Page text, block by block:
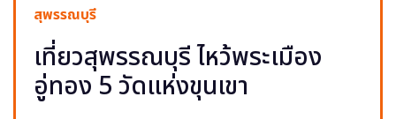
สุพรรณบุรี
เที่ยวสุพรรณบุรี ไหว้พระเมือง
อู่ทอง 5 วัดแห่งขุนเขา